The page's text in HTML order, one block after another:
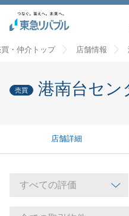
・仲介トップ 店舗情報
売買 港南台セン
店舗詳細